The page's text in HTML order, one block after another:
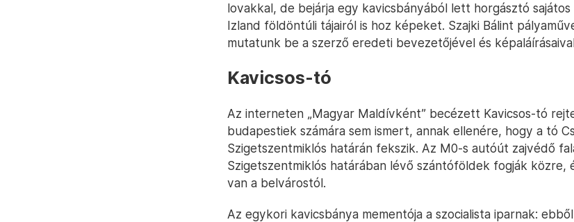
lovakkal, de bejárja egy kavicsbányából lett horgásztó sajátos
Izland földöntúli tájairól is hoz képeket. Szajki Bálint
mutatunk be a szerző eredeti bevezetőjével és
Kavicsos-tó
Az interneten „Magyar Maldívként” becézett Kavicsos-tó
budapestiek számára sem ismert, annak ellenére, hogy a tó
Szigetszentmiklós határán fekszik. Az M0-s autóút zajvédő
Szigetszentmiklós határában lévő szántóföldek fogják közre,
van a belvárostól.
Az egykori kavicsbánya mementója a szocialista iparnak: